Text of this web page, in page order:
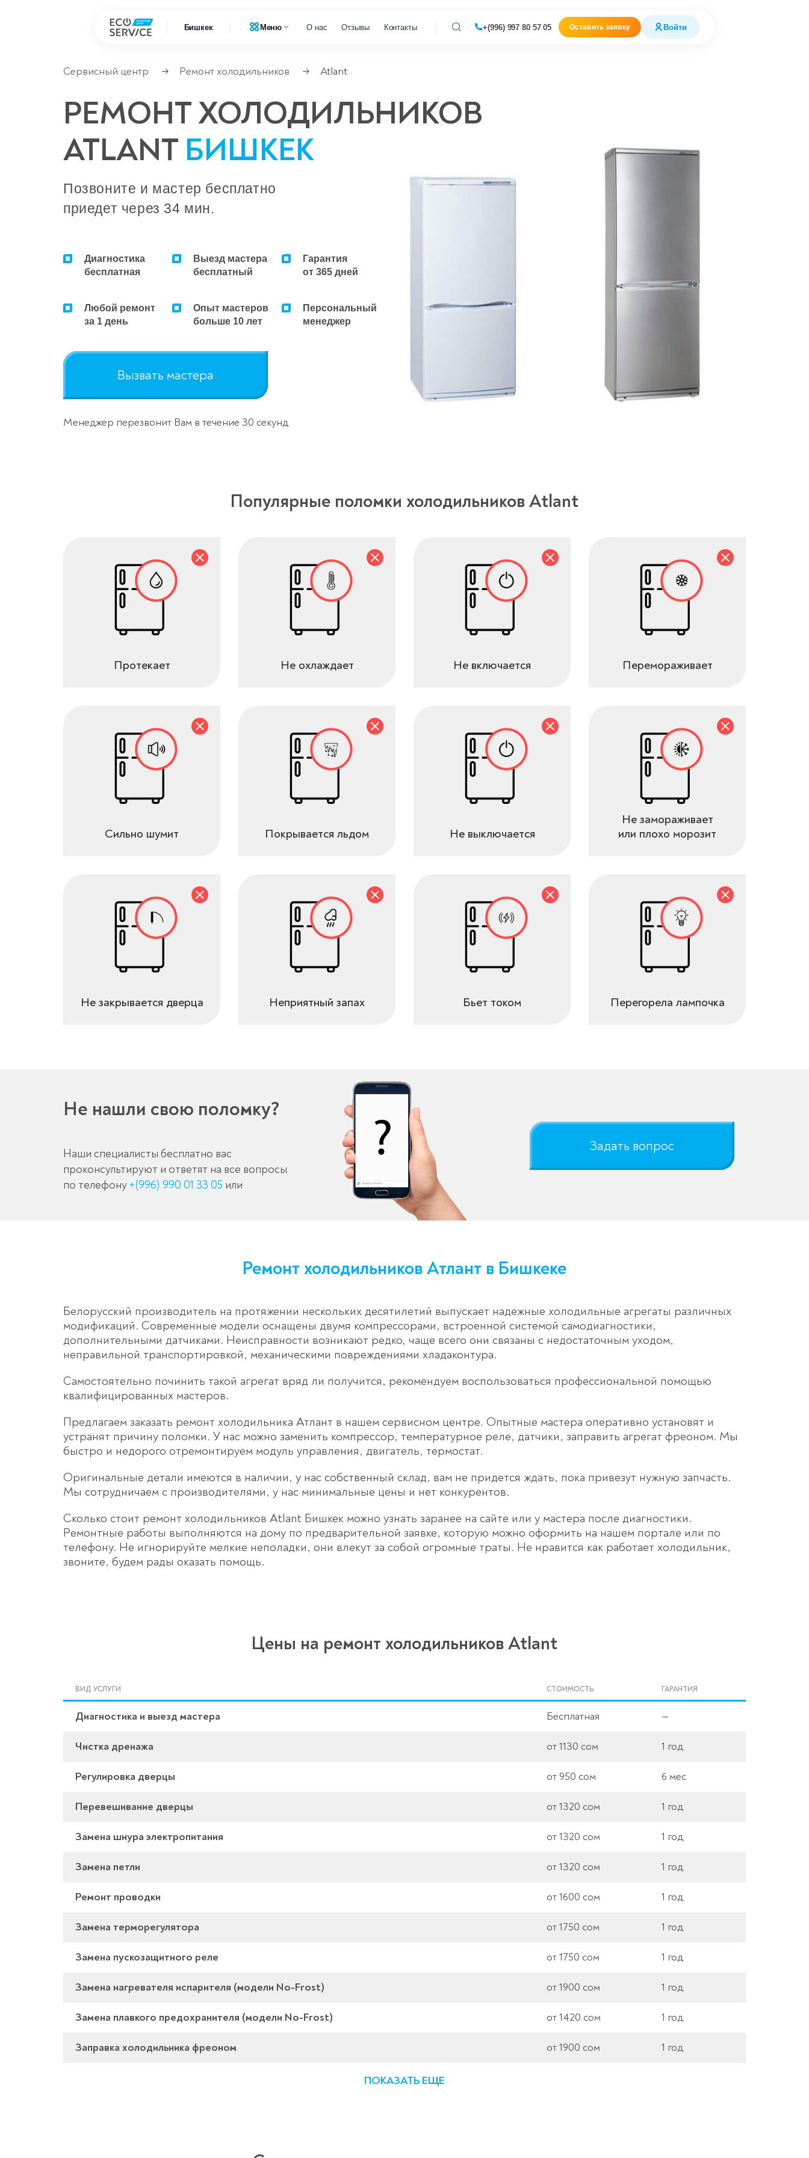
Бишкек Меню О нас Отзывы Контакты +(996) 997 80 57 05 Оставить заявку Войти
Ремонт компьютерной техники
Ремонт крупно бытовой техники
Ремонт кондиционеров
Сервисный центр → Ремонт холодильников → Atlant
РЕМОНТ ХОЛОДИЛЬНИКОВ
ATLANT БИШКЕК
Позвоните и мастер бесплатно
приедет через 34 мин.
Диагностика
бесплатная
Выезд мастера
бесплатный
Гарантия
от 365 дней
Любой ремонт
за 1 день
Опыт мастеров
больше 10 лет
Персональный
менеджер
Вызвать мастера
Менеджер перезвонит Вам в течение 30 секунд
Популярные поломки холодильников Atlant
Протекает Не охлаждает Не включается Перемораживает
Сильно шумит Покрывается льдом Не выключается
Не замораживает
или плохо морозит
Не закрывается дверца Неприятный запах Бьет током Перегорела лампочка
Не нашли свою поломку?
Наши специалисты бесплатно вас
проконсультируют и ответят на все вопросы
по телефону +(996) 990 01 33 05 или
Задать вопрос
Ремонт холодильников Атлант в Бишкеке
Белорусский производитель на протяжении нескольких десятилетий выпускает надежные холодильные агрегаты различных
модификаций. Современные модели оснащены двумя компрессорами, встроенной системой самодиагностики,
дополнительными датчиками. Неисправности возникают редко, чаще всего они связаны с недостаточным уходом,
неправильной транспортировкой, механическими повреждениями хладаконтура.
Самостоятельно починить такой агрегат вряд ли получится, рекомендуем воспользоваться профессиональной помощью
квалифицированных мастеров.
Предлагаем заказать ремонт холодильника Атлант в нашем сервисном центре. Опытные мастера оперативно установят и
устранят причину поломки. У нас можно заменить компрессор, температурное реле, датчики, заправить агрегат фреоном. Мы
быстро и недорого отремонтируем модуль управления, двигатель, термостат.
Оригинальные детали имеются в наличии, у нас собственный склад, вам не придется ждать, пока привезут нужную запчасть.
Мы сотрудничаем с производителями, у нас минимальные цены и нет конкурентов.
Сколько стоит ремонт холодильников Atlant Бишкек можно узнать заранее на сайте или у мастера после диагностики.
Ремонтные работы выполняются на дому по предварительной заявке, которую можно оформить на нашем портале или по
телефону. Не игнорируйте мелкие неполадки, они влекут за собой огромные траты. Не нравится как работает холодильник,
звоните, будем рады оказать помощь.
Цены на ремонт холодильников Atlant
ВИД УСЛУГИ СТОИМОСТЬ ГАРАНТИЯ
Диагностика и выезд мастера Бесплатная —
Чистка дренажа от 1130 сом 1 год
Регулировка дверцы от 950 сом 6 мес
Перевешивание дверцы от 1320 сом 1 год
Замена шнура электропитания от 1320 сом 1 год
Замена петли от 1320 сом 1 год
Ремонт проводки от 1600 сом 1 год
Замена терморегулятора от 1750 сом 1 год
Замена пускозащитного реле от 1750 сом 1 год
Замена нагревателя испарителя (модели No-Frost) от 1900 сом 1 год
Замена плавкого предохранителя (модели No-Frost) от 1420 сом 1 год
Заправка холодильника фреоном от 1900 сом 1 год
ПОКАЗАТЬ ЕЩЕ